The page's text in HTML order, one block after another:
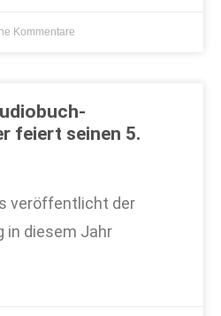
Kommentare
feiert seinen 5.
veröffentlicht der
in diesem Jahr